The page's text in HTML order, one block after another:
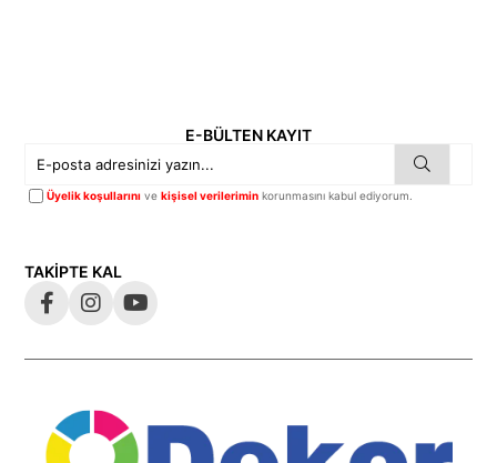
E-BÜLTEN KAYIT
Üyelik koşullarını vekişisel verilerimin korunmasını kabul ediyorum.
TAKİPTE KAL